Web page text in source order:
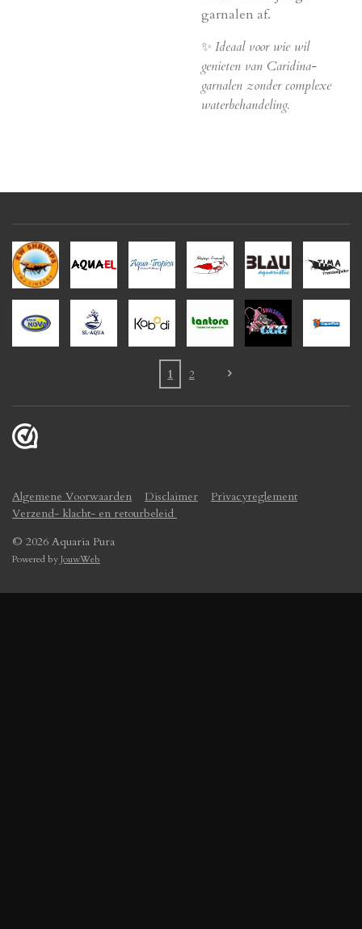
garnalen af.
✨ Ideaal voor wie wil
genieten van Caridina-
garnalen zonder complexe
waterbehandeling.
1 2
Algemene Voorwaarden Disclaimer
Privacyreglement
Verzend- klacht- en retourbeleid
© 2026 Aquaria Pura
Powered byJouwWeb